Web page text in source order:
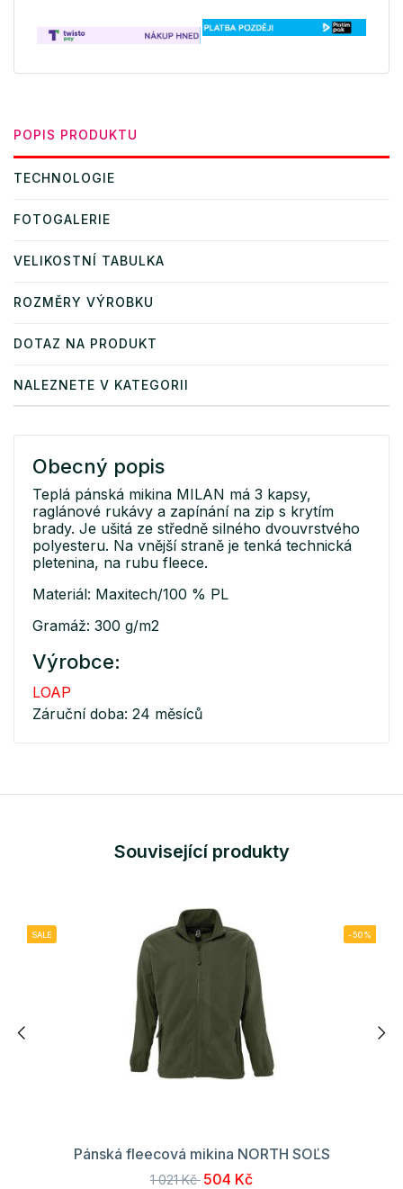
POPIS PRODUKTU
TECHNOLOGIE
FOTOGALERIE
VELIKOSTNÍ TABULKA
ROZMĚRY VÝROBKU
DOTAZ NA PRODUKT
NALEZNETE V KATEGORII
Obecný popis
Teplá pánská mikina MILAN má 3 kapsy,
raglánové rukávy a zapínání na zip s krytím
brady. Je ušitá ze středně silného dvouvrstvého
polyesteru. Na vnější straně je tenká technická
pletenina, na rubu fleece.
Materiál: Maxitech/100 % PL
Gramáž: 300 g/m2
Výrobce:
LOAP
Záruční doba: 24 měsíců
Související produkty
SALE -50%
Pánská fleecová mikina NORTH SOĽS
1 021 Kč 504 Kč